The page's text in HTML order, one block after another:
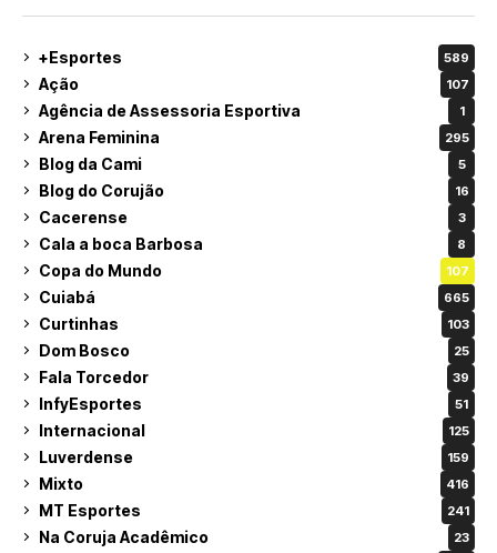
+Esportes 589
Ação 107
Agência de Assessoria Esportiva 1
Arena Feminina 295
Blog da Cami 5
Blog do Corujão 16
Cacerense 3
Cala a boca Barbosa 8
Copa do Mundo 107
Cuiabá 665
Curtinhas 103
Dom Bosco 25
Fala Torcedor 39
InfyEsportes 51
Internacional 125
Luverdense 159
Mixto 416
MT Esportes 241
Na Coruja Acadêmico 23